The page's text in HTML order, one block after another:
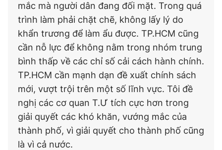
mắc mà người dân đang đối mặt. Trong quá
trình làm phải chặt chẽ, không lấy lý do
khẩn trương để làm ẩu được. TP.HCM cũng
cần nỗ lực để không nằm trong nhóm trung
bình thấp về các chỉ số cải cách hành chính.
TP.HCM cần mạnh dạn đề xuất chính sách
mới, vượt trội trên một số lĩnh vực. Tôi đề
nghị các cơ quan T.Ư tích cực hơn trong
giải quyết các khó khăn, vướng mắc của
thành phố, vì giải quyết cho thành phố cũng
là vì cả nước.